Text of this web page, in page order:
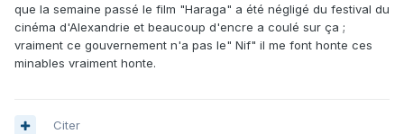
que la semaine passé le film "Haraga" a été négligé du festival du
cinéma d'Alexandrie et beaucoup d'encre a coulé sur ça ;
vraiment ce gouvernement n'a pas le" Nif" il me font honte ces
minables vraiment honte.
Citer